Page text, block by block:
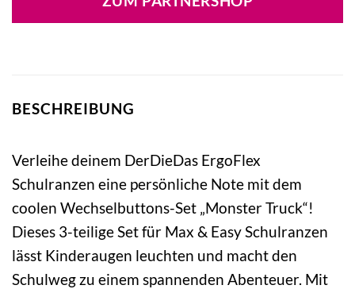
BESCHREIBUNG
Verleihe deinem DerDieDas ErgoFlex
Schulranzen eine persönliche Note mit dem
coolen Wechselbuttons-Set „Monster Truck“!
Dieses 3-teilige Set für Max & Easy Schulranzen
lässt Kinderaugen leuchten und macht den
Schulweg zu einem spannenden Abenteuer. Mit